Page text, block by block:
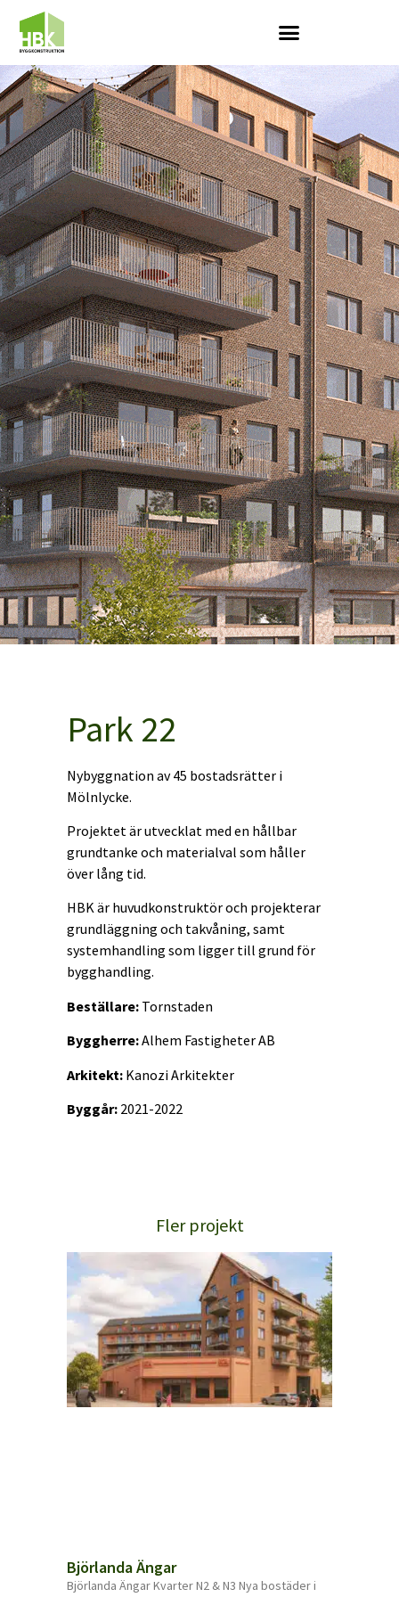
Park 22
Nybyggnation av 45 bostadsrätter i
Mölnlycke.
Projektet är utvecklat med en hållbar
grundtanke och materialval som håller
över lång tid.
HBK är huvudkonstruktör och projekterar
grundläggning och takvåning, samt
systemhandling som ligger till grund för
bygghandling.
Beställare: Tornstaden
Byggherre:Alhem Fastigheter AB
Arkitekt: Kanozi Arkitekter
Byggår: 2021-2022
Fler projekt
Björlanda Ängar
Björlanda Ängar Kvarter N2 & N3 Nya bostäder i